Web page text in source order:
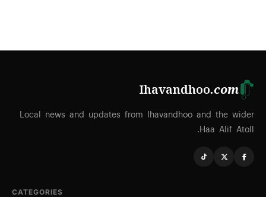
Ihavandhoo.com
Local news and updates from Ihavandhoo and the wider
Haa Alif Atoll.
CATEGORIES